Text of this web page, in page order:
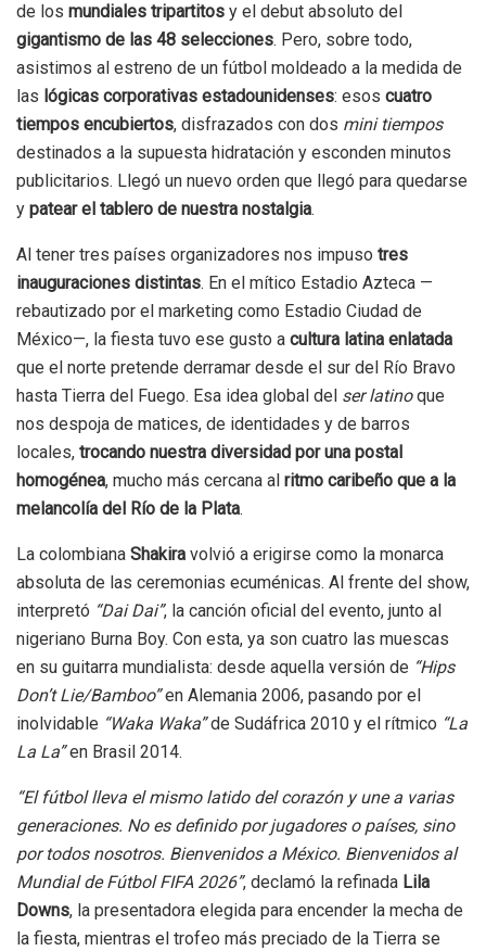
de los mundiales tripartitos y el debut absoluto del
gigantismo de las 48 selecciones. Pero, sobre todo,
asistimos al estreno de un fútbol moldeado a la medida de
las lógicas corporativas estadounidenses: esos cuatro
tiempos encubiertos, disfrazados con dos mini tiempos
destinados a la supuesta hidratación y esconden minutos
publicitarios. Llegó un nuevo orden que llegó para quedarse
y patear el tablero de nuestra nostalgia.
Al tener tres países organizadores nos impuso tres
inauguraciones distintas. En el mítico Estadio Azteca —
rebautizado por el marketing como Estadio Ciudad de
México—, la fiesta tuvo ese gusto a cultura latina enlatada
que el norte pretende derramar desde el sur del Río Bravo
hasta Tierra del Fuego. Esa idea global del ser latinoque
nos despoja de matices, de identidades y de barros
locales, trocando nuestra diversidad por una postal
homogénea, mucho más cercana al ritmo caribeño que a la
melancolía del Río de la Plata.
La colombiana Shakira volvió a erigirse como la monarca
absoluta de las ceremonias ecuménicas. Al frente del show,
interpretó “Dai Dai”, la canción oficial del evento, junto al
nigeriano Burna Boy. Con esta, ya son cuatro las muescas
en su guitarra mundialista: desde aquella versión de “Hips
Don’t Lie/Bamboo”en Alemania 2006, pasando por el
inolvidable “Waka Waka”de Sudáfrica 2010 y el rítmico “La
La La”en Brasil 2014.
“El fútbol lleva el mismo latido del corazón y une a varias
generaciones. No es definido por jugadores o países, sino
por todos nosotros. Bienvenidos a México. Bienvenidos al
Mundial de Fútbol FIFA 2026”, declamó la refinada Lila
Downs, la presentadora elegida para encender la mecha de
la fiesta, mientras el trofeo más preciado de la Tierra se